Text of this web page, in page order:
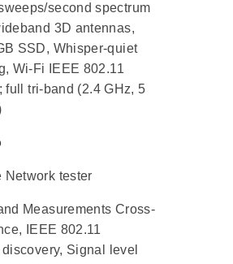
second spectrum
3D antennas,
SSD, Whisper-quiet
Wi-Fi IEEE 802.11
full tri-band (2.4 GHz, 5
Network tester
Measurements Cross-
IEEE 802.11
Signal level